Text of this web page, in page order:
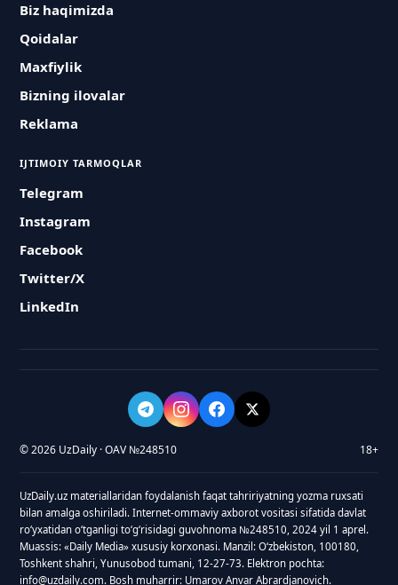
Biz haqimizda
Qoidalar
Maxfiylik
Bizning ilovalar
Reklama
IJTIMOIY TARMOQLAR
Telegram
Instagram
Facebook
Twitter/X
LinkedIn
© 2026 UzDaily · OAV №248510 18+
UzDaily.uz materiallaridan foydalanish faqat tahririyatning yozma ruxsati
bilan amalga oshiriladi. Internet-ommaviy axborot vositasi sifatida davlat
roʻyxatidan oʻtganligi toʻgʻrisidagi guvohnoma №248510, 2024 yil 1 aprel.
Muassis: «Daily Media» xususiy korxonasi. Manzil: Oʻzbekiston, 100180,
Toshkent shahri, Yunusobod tumani, 12-27-73. Elektron pochta:
info@uzdaily.com. Bosh muharrir: Umarov Anvar Abrardjanovich.